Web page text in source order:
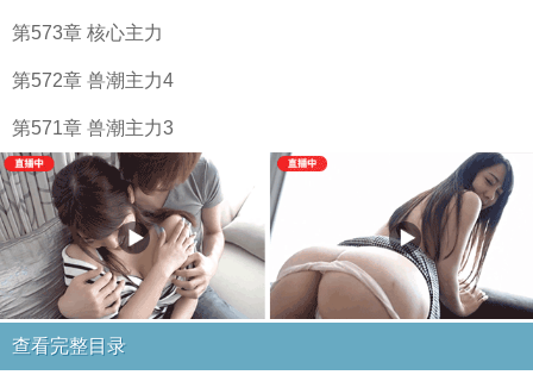
第573章 核心主力
第572章 兽潮主力4
第571章 兽潮主力3
查看完整目录